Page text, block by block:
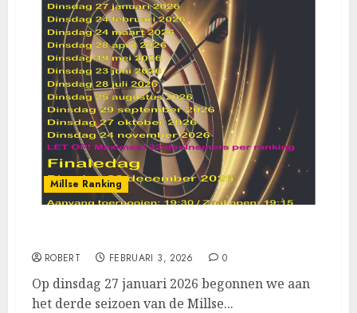
Millse Ranking
ROBERT FEBRUARI 3, 2026 0
Op dinsdag 27 januari 2026 begonnen we aan
het derde seizoen van de Millse...